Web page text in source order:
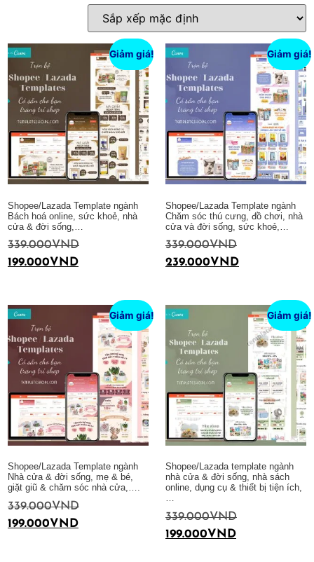
Giảm giá!
Shopee/Lazada Template ngành
Bách hoá online, sức khoẻ, nhà
cửa & đời sống,…
339.000VND
199.000VND
Giảm giá!
Shopee/Lazada Template ngành
Chăm sóc thú cưng, đồ chơi, nhà
cửa và đời sống, sức khoẻ,…
339.000VND
239.000VND
Giảm giá!
Shopee/Lazada Template ngành
Nhà cửa & đời sống, mẹ & bé,
giặt giũ & chăm sóc nhà cửa,….
339.000VND
199.000VND
Giảm giá!
Shopee/Lazada template ngành
nhà cửa & đời sống, nhà sách
online, dụng cụ & thiết bị tiện ích,
…
339.000VND
199.000VND